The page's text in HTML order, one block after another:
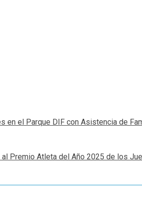
en el Parque DIF con Asistencia de
Premio Atleta del Año 2025 de los